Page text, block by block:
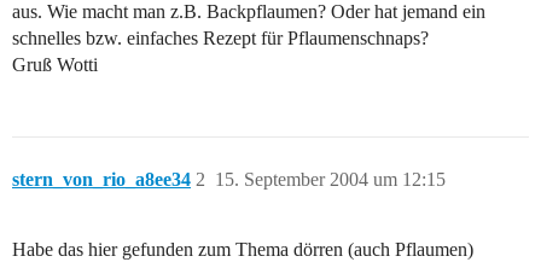
aus. Wie macht man z.B. Backpflaumen? Oder hat jemand ein
schnelles bzw. einfaches Rezept für Pflaumenschnaps?
Gruß Wotti
stern_von_rio_a8ee34 15. September 2004 um 12:15
2
Habe das hier gefunden zum Thema dörren (auch Pflaumen)